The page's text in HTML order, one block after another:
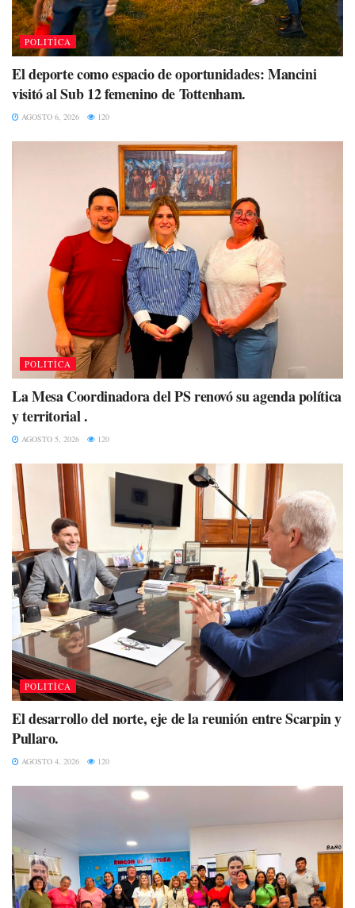
POLITÌCA
El deporte como espacio de oportunidades: Mancini
visitó al Sub 12 femenino de Tottenham.
AGOSTO 6, 2026 120
POLITÌCA
La Mesa Coordinadora del PS renovó su agenda política
y territorial .
AGOSTO 5, 2026 120
POLITÌCA
El desarrollo del norte, eje de la reunión entre Scarpin y
Pullaro.
AGOSTO 4, 2026 120